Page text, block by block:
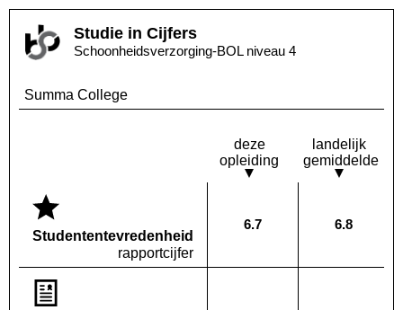
Studie in Cijfers
Schoonheidsverzorging-BOL niveau 4
Summa College
deze
opleiding
landelijk
gemiddelde
Studenten­tevredenheid
rapportcijfer
Deze opleiding:
6.7 Landelijk
6.8